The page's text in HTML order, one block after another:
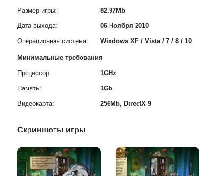
Размер игры: 82.97Mb
Дата выхода: 06 Ноября 2010
Операционная система: Windows XP / Vista / 7 / 8 / 10
Минимальные требования
Процессор: 1GHz
Память: 1Gb
Видеокарта: 256Mb, DirectX 9
Скриншоты игры